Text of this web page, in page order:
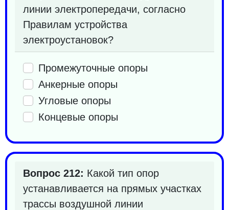
линии электропередачи, согласно
Правилам устройства
электроустановок?
Промежуточные опоры
Анкерные опоры
Угловые опоры
Концевые опоры
Вопрос 212: Какой тип опор
устанавливается на прямых участках
трассы воздушной линии